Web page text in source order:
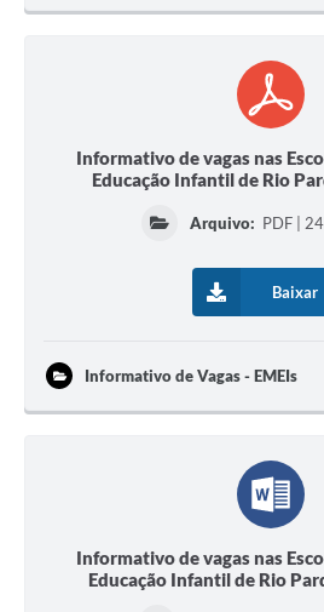
Informativo de vagas nas
Educação Infantil de Rio
Arquivo: PDF |
Baixar
Informativo de Vagas - EMEIs
Informativo de vagas nas
Educação Infantil de Rio